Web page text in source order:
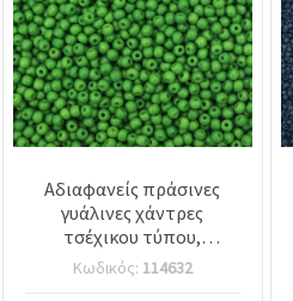
Αδιαφανείς πράσινες
γυάλινες χάντρες
τσέχικου τύπου,
στρογγυλές 3 mm, τρύπα
1 mm, συσκευασία χύμα
Κωδικός: 114632